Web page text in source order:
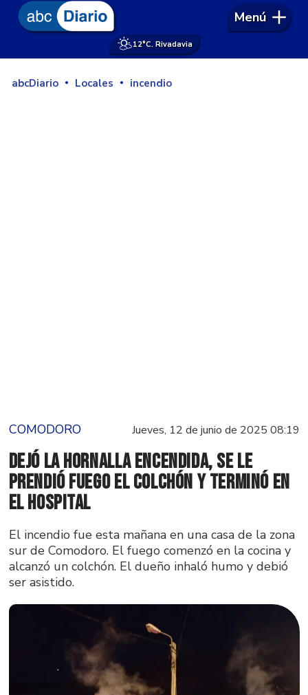
12°C. Rivadavia
Menú
abcDiario Locales incendio
COMODORO Jueves, 12 de junio de 2025 08:19
Dejó la hornalla encendida, se le
prendió fuego el colchón y terminó en
el hospital
El incendio fue esta mañana en una casa de la zona
sur de Comodoro. El fuego comenzó en la cocina y
alcanzó un colchón. El dueño inhaló humo y debió
ser asistido.